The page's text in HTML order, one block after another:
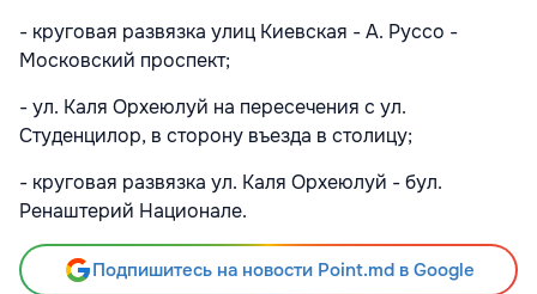
- круговая развязка улиц Киевская - А. Руссо -
Московский проспект;
- ул. Каля Орхеюлуй на пересечения с ул.
Студенцилор, в сторону въезда в столицу;
- круговая развязка ул. Каля Орхеюлуй - бул.
Ренаштерий Национале.
Подпишитесь на новости Point.md в Google